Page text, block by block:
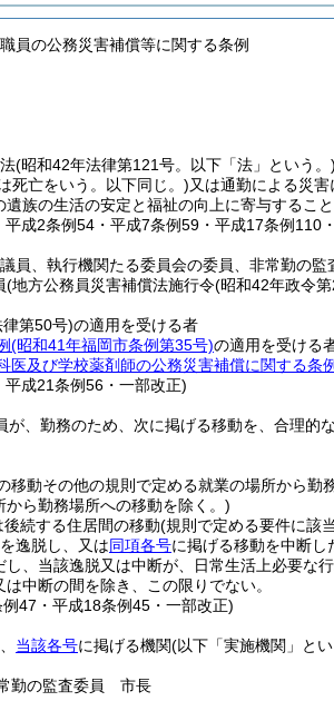
員の公務災害補償等に関する条例
(昭和42年法律第121号。以下「法」という。)
死亡をいう。以下同じ。)又は通勤による災
族の生活の安定と福祉の向上に寄与すること
成2条例54・平成7条例59・平成17条例110
員、執行機関たる委員会の委員、非常勤の
(地方公務員災害補償法施行令(昭和42年政令
第50号)の適用を受ける者
(昭和41年福岡市条例第35号)の適用を受ける
医及び学校薬剤師の公務災害補償に関する条例
成21条例56・一部改正)
が、勤務のため、次に掲げる移動を、合理的
移動その他の規則で定める就業の場所から勤
ら勤務場所への移動を除く。)
続する住居間の移動(規則で定める要件に該
逸脱し、又は同項各号に掲げる移動を中断
し、当該逸脱又は中断が、日常生活上必要な
中断の間を除き、この限りでない。
47・平成18条例45・一部改正)
当該各号に掲げる機関(以下「実施機関」と
勤の監査委員 市長